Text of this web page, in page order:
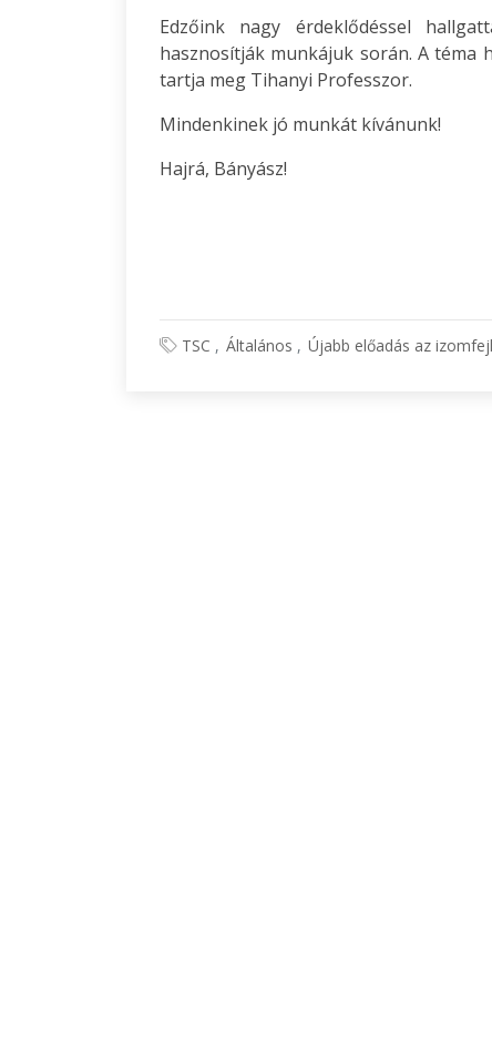
Edzőink nagy érdeklődéssel
hasznosítják munkájuk során. A téma
tartja meg Tihanyi Professzor.
Mindenkinek jó munkát kívánunk!
Hajrá, Bányász!
TSC Általános Újabb előadás az